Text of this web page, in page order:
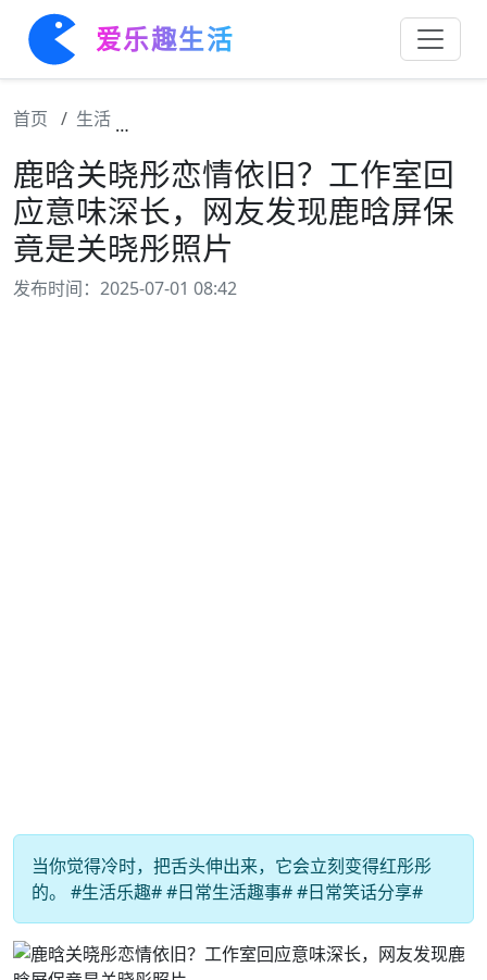
爱乐趣生活
首页 生活
鹿晗关晓彤恋情依旧？工作室回
应意味深长，网友发现鹿晗屏保
竟是关晓彤照片
发布时间：2025-07-01 08:42
当你觉得冷时，把舌头伸出来，它会立刻变得红彤彤
的。 #生活乐趣# #日常生活趣事# #日常笑话分享#